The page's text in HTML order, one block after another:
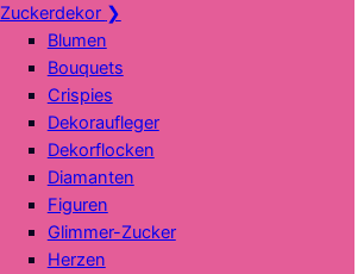
Zuckerdekor ❯
Blumen
Bouquets
Crispies
Dekoraufleger
Dekorflocken
Diamanten
Figuren
Glimmer-Zucker
Herzen